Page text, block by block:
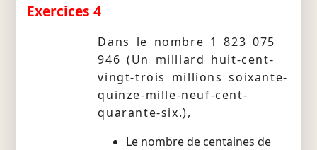
Exercices 4
Dans le nombre 1 823 075
946 (Un milliard huit-cent-
vingt-trois millions soixante-
quinze-mille-neuf-cent-
quarante-six.),
Le nombre de centaines de